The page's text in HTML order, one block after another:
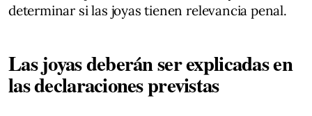
determinar si las joyas tienen relevancia penal.
Las joyas deberán ser explicadas en
las declaraciones previstas